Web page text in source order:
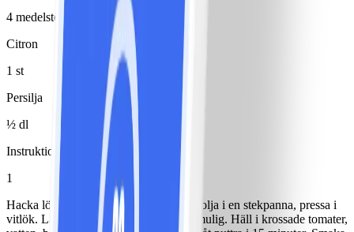
4 medelstor(t)/medelstora
Citron
1 st
Persilja
½ dl
Instruktioner
1
Hacka löken fint och bryn den i 1 msk olja i en stekpanna, pressa i
vitlök. Lägg i lammfärs och stek den smulig. Häll i krossade tomater,